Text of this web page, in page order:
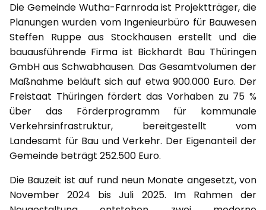
Die Gemeinde Wutha-Farnroda ist Projektträger, die
Planungen wurden vom Ingenieurbüro für Bauwesen
Steffen Ruppe aus Stockhausen erstellt und die
bauausführende Firma ist Bickhardt Bau Thüringen
GmbH aus Schwabhausen. Das Gesamtvolumen der
Maßnahme beläuft sich auf etwa 900.000 Euro. Der
Freistaat Thüringen fördert das Vorhaben zu 75 %
über das Förderprogramm für kommunale
Verkehrsinfrastruktur, bereitgestellt vom
Landesamt für Bau und Verkehr. Der Eigenanteil der
Gemeinde beträgt 252.500 Euro.
Die Bauzeit ist auf rund neun Monate angesetzt, von
November 2024 bis Juli 2025. Im Rahmen der